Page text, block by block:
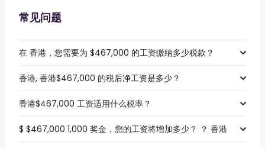
常见问题
在 香港，您需要为 $467,000 的工资缴纳多少税款？
香港, 香港$467,000 的税后净工资是多少？
香港$467,000 工资适用什么税率？
$ $467,000 1,000 奖金，您的工资将增加多少？ ？ 香港